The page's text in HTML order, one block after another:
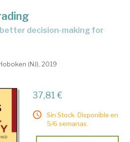
(NJ), 2019
37,81 €
Sin Stock. Disponible en
5/6 semanas.